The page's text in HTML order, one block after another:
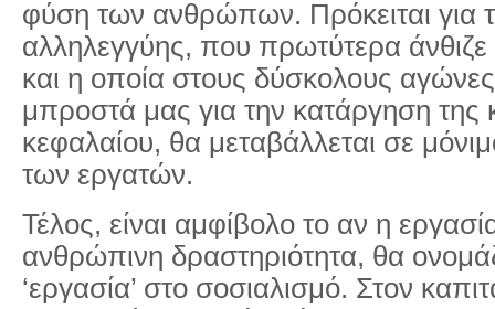
φύση των ανθρώπων. Πρόκειται για
αλληλεγγύης, που πρωτύτερα άνθιζε
και η οποία στους δύσκολους
μπροστά μας για την κατάργηση της
κεφαλαίου, θα μεταβάλλεται σε
των εργατών.
Τέλος, είναι αμφίβολο το αν η
ανθρώπινη δραστηριότητα, θα
‘εργασία’ στο σοσιαλισμό. Στον